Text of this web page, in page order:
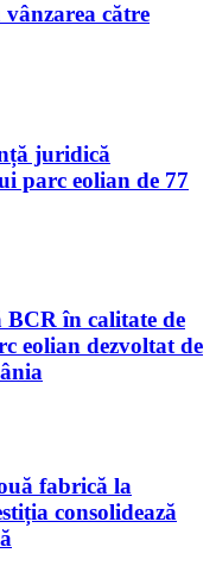
către
juridică
parc eolian de 77
BCR în calitate de
eolian dezvoltat de
fabrică la
consolidează